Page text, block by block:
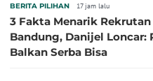
BERITA PILIHAN 17 jam lalu
3 Fakta Menarik
Bandung, Danijel Loncar:
Balkan Serba Bisa